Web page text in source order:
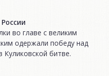
во главе с великим
одержали победу над
битве.